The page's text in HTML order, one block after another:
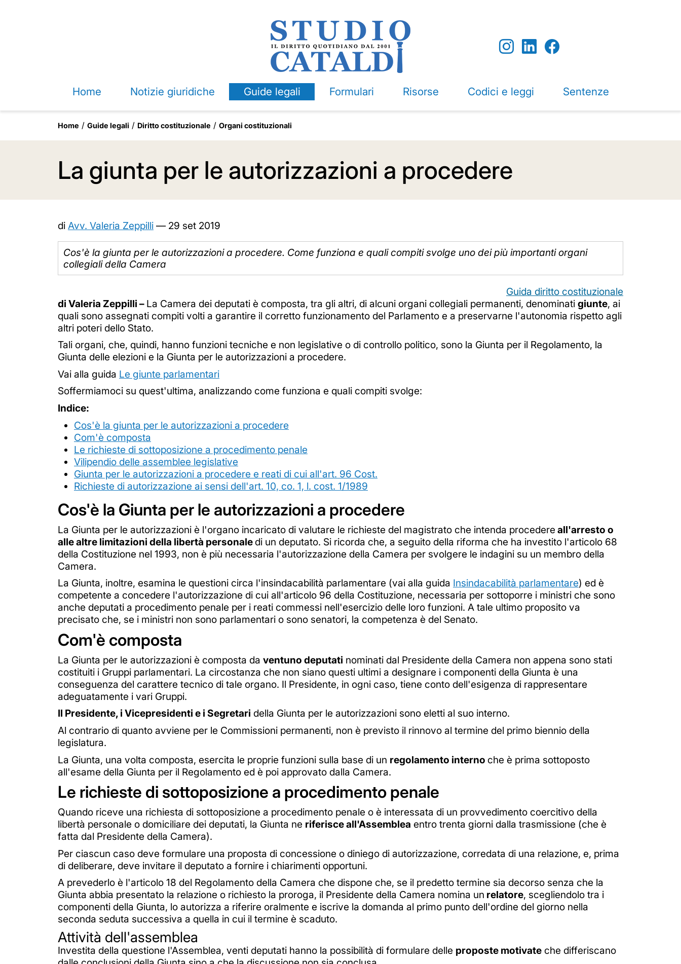
Home Notizie giuridiche Guide legali Formulari Risorse Codici e leggi Sentenze
Home Guide legali Diritto costituzionale Organi costituzionali
La giunta per le autorizzazioni a procedere
di Avv. Valeria Zeppilli — 29 set 2019
Cos'è la giunta per le autorizzazioni a procedere. Come funziona e quali compiti svolge uno dei più importanti organi
collegiali della Camera
Guida diritto costituzionale
di Valeria Zeppilli – La Camera dei deputati è composta, tra gli altri, di alcuni organi collegiali permanenti, denominati giunte, ai
quali sono assegnati compiti volti a garantire il corretto funzionamento del Parlamento e a preservarne l'autonomia rispetto agli
altri poteri dello Stato.
Tali organi, che, quindi, hanno funzioni tecniche e non legislative o di controllo politico, sono la Giunta per il Regolamento, la
Giunta delle elezioni e la Giunta per le autorizzazioni a procedere.
Vai alla guida Le giunte parlamentari
Soffermiamoci su quest'ultima, analizzando come funziona e quali compiti svolge:
Indice:
Cos'è la giunta per le autorizzazioni a procedere
Com'è composta
Le richieste di sottoposizione a procedimento penale
Vilipendio delle assemblee legislative
Giunta per le autorizzazioni a procedere e reati di cui all'art. 96 Cost.
Richieste di autorizzazione ai sensi dell'art. 10, co. 1, l. cost. 1/1989
Cos'è la Giunta per le autorizzazioni a procedere
La Giunta per le autorizzazioni è l'organo incaricato di valutare le richieste del magistrato che intenda procedere all'arresto o
alle altre limitazioni della libertà personale di un deputato. Si ricorda che, a seguito della riforma che ha investito l'articolo 68
della Costituzione nel 1993, non è più necessaria l'autorizzazione della Camera per svolgere le indagini su un membro della
Camera.
La Giunta, inoltre, esamina le questioni circa l'insindacabilità parlamentare (vai alla guida Insindacabilità parlamentare) ed è
competente a concedere l'autorizzazione di cui all'articolo 96 della Costituzione, necessaria per sottoporre i ministri che sono
anche deputati a procedimento penale per i reati commessi nell'esercizio delle loro funzioni. A tale ultimo proposito va
precisato che, se i ministri non sono parlamentari o sono senatori, la competenza è del Senato.
Com'è composta
La Giunta per le autorizzazioni è composta da ventuno deputati nominati dal Presidente della Camera non appena sono stati
costituiti i Gruppi parlamentari. La circostanza che non siano questi ultimi a designare i componenti della Giunta è una
conseguenza del carattere tecnico di tale organo. Il Presidente, in ogni caso, tiene conto dell'esigenza di rappresentare
adeguatamente i vari Gruppi.
Il Presidente, i Vicepresidenti e i Segretari della Giunta per le autorizzazioni sono eletti al suo interno.
Al contrario di quanto avviene per le Commissioni permanenti, non è previsto il rinnovo al termine del primo biennio della
legislatura.
La Giunta, una volta composta, esercita le proprie funzioni sulla base di un regolamento interno che è prima sottoposto
all'esame della Giunta per il Regolamento ed è poi approvato dalla Camera.
Le richieste di sottoposizione a procedimento penale
Quando riceve una richiesta di sottoposizione a procedimento penale o è interessata di un provvedimento coercitivo della
libertà personale o domiciliare dei deputati, la Giunta ne riferisce all'Assemblea entro trenta giorni dalla trasmissione (che è
fatta dal Presidente della Camera).
Per ciascun caso deve formulare una proposta di concessione o diniego di autorizzazione, corredata di una relazione, e, prima
di deliberare, deve invitare il deputato a fornire i chiarimenti opportuni.
A prevederlo è l'articolo 18 del Regolamento della Camera che dispone che, se il predetto termine sia decorso senza che la
Giunta abbia presentato la relazione o richiesto la proroga, il Presidente della Camera nomina un relatore, scegliendolo tra i
componenti della Giunta, lo autorizza a riferire oralmente e iscrive la domanda al primo punto dell'ordine del giorno nella
seconda seduta successiva a quella in cui il termine è scaduto.
Attività dell'assemblea
Investita della questione l'Assemblea, venti deputati hanno la possibilità di formulare delle proposte motivate che differiscano